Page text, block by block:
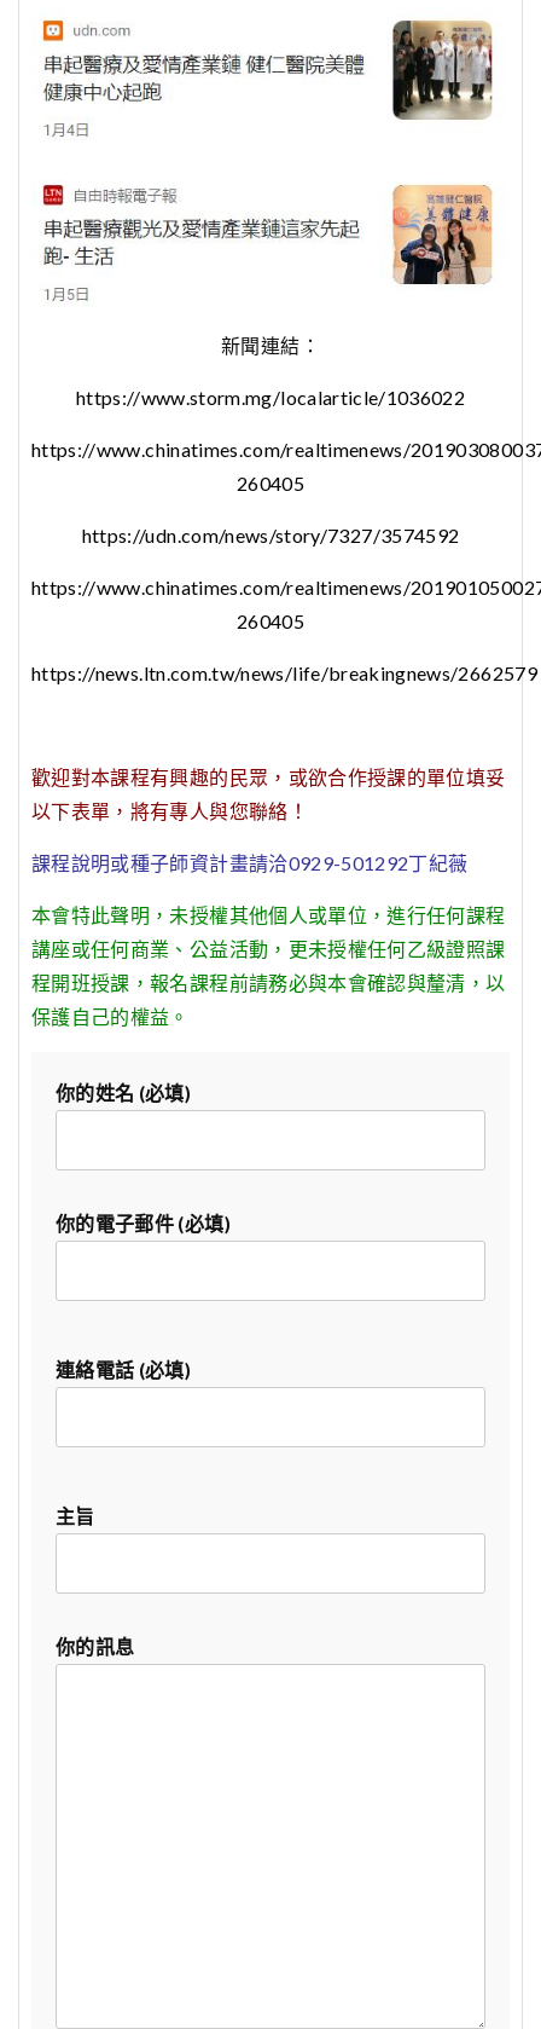
新聞連結：
https://www.storm.mg/localarticle/1036022
https://www.chinatimes.com/realtimenews/
260405
https://udn.com/news/story/7327/3574592
https://www.chinatimes.com/realtimenews/
260405
https://news.ltn.com.tw/news/life/breakingnews/2662579
歡迎對本課程有興趣的民眾，或欲合作授課的單位填妥
以下表單，將有專人與您聯絡！
課程說明或種子師資計畫請洽0929-501292丁紀薇
本會特此聲明，未授權其他個人或單位，進行任何課程
講座或任何商業、公益活動，更未授權任何乙級證照課
程開班授課，報名課程前請務必與本會確認與釐清，以
保護自己的權益。
你的姓名 (必填)
你的電子郵件 (必填)
連絡電話 (必填)
主旨
你的訊息